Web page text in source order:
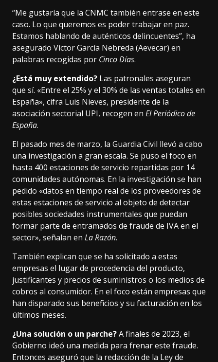
“Me gustaría que la CNMC también entrase en este
caso. Lo que queremos es poder trabajar en paz.
Estamos hablando de auténticos delincuentes”, ha
asegurado Víctor García Nebreda (Aevecar) en
palabras recogidas por Cinco Días.
¿Está muy extendido? Las patronales aseguran
que sí. «Entre el 25% y el 30% de las ventas totales en
España», cifra Luis Nieves, presidente de la
asociación sectorial UPI, recogen en El Periódico de
España.
El pasado mes de marzo, la Guardia Civil llevó a cabo
una investigación a gran escala. Se puso el foco en
hasta 400 estaciones de servicio repartidas por 14
comunidades autónomas. En la investigación se han
pedido «datos en tiempo real de los proveedores de
estas estaciones de servicio al objeto de detectar
posibles sociedades instrumentales que puedan
formar parte de entramados de fraude de IVA en el
sector», señalan en La Razón.
También explican que se ha solicitado a estas
empresas el lugar de procedencia del producto,
justificantes y precios de suministros o los medios de
cobros al consumidor. En el foco están empresas que
han disparado sus beneficios y su facturación en los
últimos meses.
¿Una solución o un parche?A finales de 2023, el
Gobierno ideó una medida para frenar este fraude.
Entonces aseguró que la redacción de la Ley de